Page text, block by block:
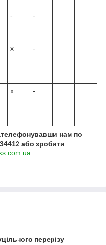
- -
х -
x -
нам по
або зробити
перерізу